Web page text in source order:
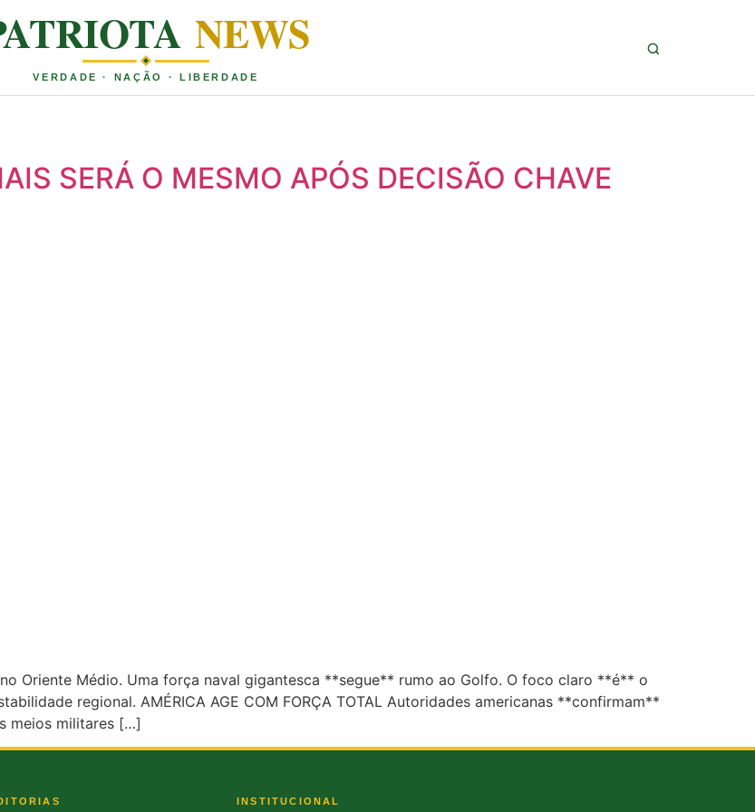
NEWS
VERDADE · NAÇÃO · LIBERDADE
SERÁ O MESMO APÓS DECISÃO CHAVE
Oriente Médio. Uma força naval gigantesca **segue** rumo ao Golfo. O foco claro **é** o
regional. AMÉRICA AGE COM FORÇA TOTAL Autoridades americanas **confirmam**
meios militares […]
INSTITUCIONAL